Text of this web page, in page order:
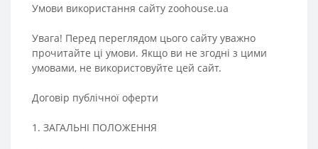
Умови використання сайту zoohouse.ua
Увага! Перед переглядом цього сайту уважно
прочитайте ці умови. Якщо ви не згодні з цими
умовами, не використовуйте цей сайт.
Договір публічної оферти
1. ЗАГАЛЬНІ ПОЛОЖЕННЯ